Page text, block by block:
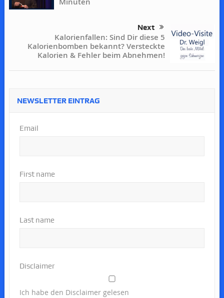
Next
Kalorienfallen: Sind Dir diese 5
Kalorienbomben bekannt? Versteckte
Kalorien & Fehler beim Abnehmen!
NEWSLETTER EINTRAG
Email
First name
Last name
Disclaimer
Ich habe den Disclaimer gelesen